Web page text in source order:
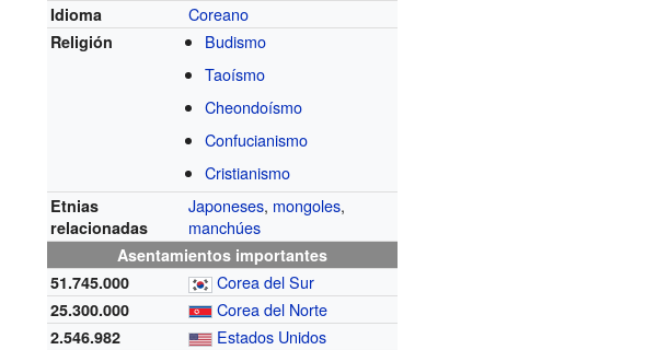
Idioma
Coreano
Religión
Budismo
Taoísmo
Cheondoísmo
Confucianismo
Cristianismo
Etnias
relacionadas
Japoneses, mongoles,
manchúes
Asentamientos importantes
51.745.000
Corea del Sur
25.300.000 Corea del Norte
2.546.982 Estados Unidos